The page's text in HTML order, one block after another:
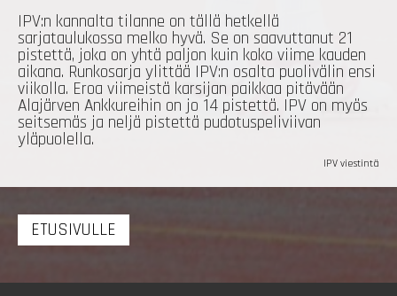
IPV:n kannalta tilanne on tällä hetkellä
sarjataulukossa melko hyvä. Se on saavuttanut 21
pistettä, joka on yhtä paljon kuin koko viime kauden
aikana. Runkosarja ylittää IPV:n osalta puolivälin ensi
viikolla. Eroa viimeistä karsijan paikkaa pitävään
Alajärven Ankkureihin on jo 14 pistettä. IPV on myös
seitsemäs ja neljä pistettä pudotuspeliviivan
yläpuolella.
IPV viestintä
ETUSIVULLE